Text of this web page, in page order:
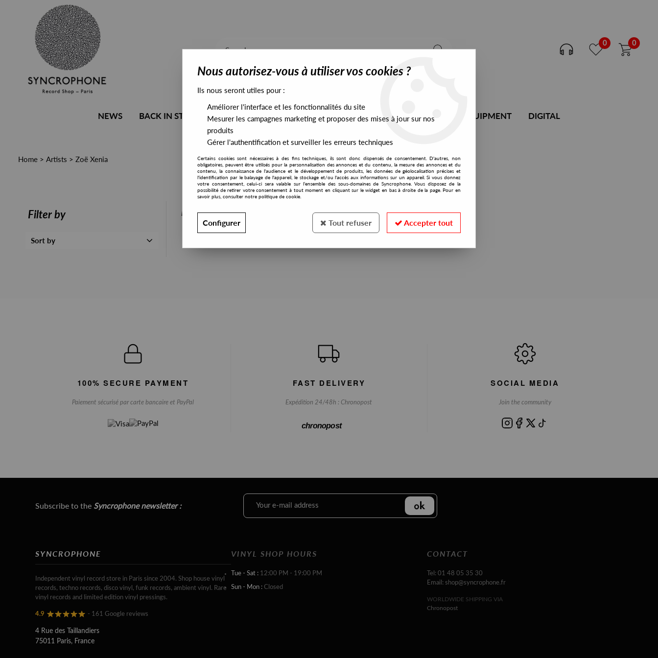
0 0
NEWS BACK IN STOCK ALL STOCK EXCLUSIVES PRESALES EXCLUSIVES DJ EQUIPMENT DIGITAL
Home > Artists > Zoë Xenia
Filter by
Sort by
PRESALES EXCLUSIVES
100% SECURE PAYMENT
Paiement sécurisé par carte bancaire et PayPal
FAST DELIVERY
Expédition 24/48h : Chronopost
chronopost
SOCIAL MEDIA
Join the community
Subscribe to the Syncrophone newsletter :
SYNCROPHONE
Independent vinyl record store in Paris since 2004. Shop house vinyl
records, techno records, disco vinyl, funk records, ambient vinyl. Rare
vinyl records and limited edition vinyl pressings.
4.9 - 161 Google reviews
4 Rue des Taillandiers
75011 Paris, France
VINYL SHOP HOURS
Tue - Sat : 12:00 PM - 19:00 PM
Sun - Mon : Closed
CONTACT
Tel: 01 48 05 35 30
Email: shop@syncrophone.fr
WORLDWIDE SHIPPING VIA
Chronopost
Nous autorisez-vous à utiliser vos cookies ?
Ils nous seront utiles pour :
Améliorer l'interface et les fonctionnalités du site
Mesurer les campagnes marketing et proposer des mises à jour sur nos
produits
Gérer l'authentification et surveiller les erreurs techniques
Certains cookies sont nécessaires à des fins techniques, ils sont donc dispensés de consentement. D'autres, non
obligatoires, peuvent être utilisés pour la personnalisation des annonces et du contenu, la mesure des annonces et du
contenu, la connaissance de l'audience et le développement de produits, les données de géolocalisation précises et
l'identification par le balayage de l'appareil, le stockage et/ou l'accès aux informations sur un appareil. Si vous donnez
votre consentement, celui-ci sera valable sur l’ensemble des sous-domaines de Syncrophone. Vous disposez de la
possibilité de retirer votre consentement à tout moment en cliquant sur le widget en bas à droite de la page. Pour en
savoir plus, consulter notre politique de cookie.
Configurer Tout refuser Accepter tout